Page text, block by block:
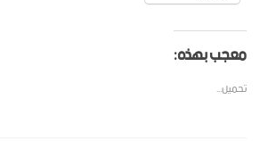
معجب بهذه:
تحميل...